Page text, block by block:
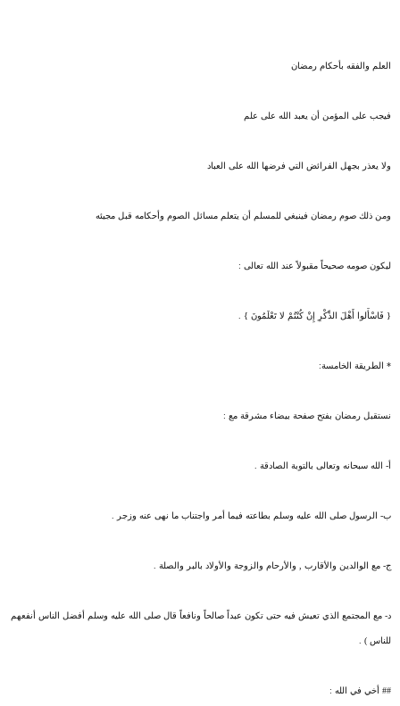
العلم والفقه بأحكام رمضان
فيجب على المؤمن أن يعبد الله على علم
ولا يعذر بجهل الفرائض التي فرضها الله على العباد
ومن ذلك صوم رمضان فينبغي للمسلم أن يتعلم مسائل الصوم وأحكامه قبل مجيئه
ليكون صومه صحيحاً مقبولاً عند الله تعالى :
{ فَاسْأَلوا أَهْلَ الذِّكْرِ إِنْ كُنْتُمْ لا تَعْلَمُونَ } .
* الطريقة الخامسة:
نستقبل رمضان بفتح صفحة بيضاء مشرقة مع :
أ‌- الله سبحانه وتعالى بالتوبة الصادقة .
ب‌- الرسول صلى الله عليه وسلم بطاعته فيما أمر واجتناب ما نهى عنه وزجر .
ج- مع الوالدين والأقارب , والأرحام والزوجة والأولاد بالبر والصلة .
د- مع المجتمع الذي تعيش فيه حتى تكون عبداً صالحاً ونافعاً قال صلى الله عليه وسلم أفضل الناس أنفعهم
للناس ) .
## أخي في الله :